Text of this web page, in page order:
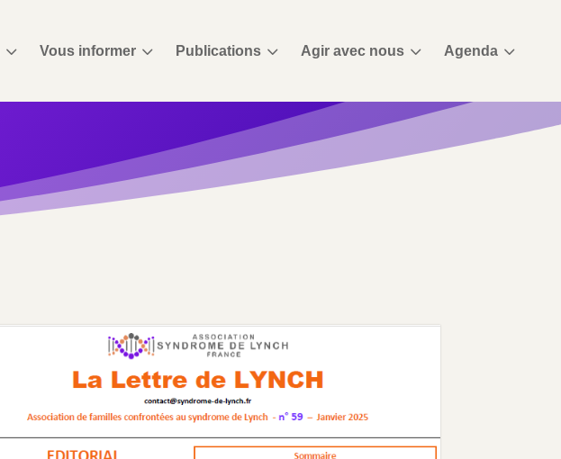
3 Vous informer 3 Publications 3 Agir avec nous 3 Agenda 3